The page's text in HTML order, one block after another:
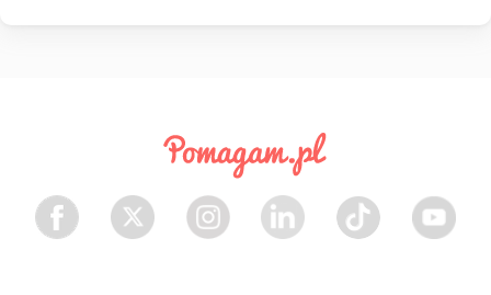
Facebook Twitter Instagram LinkedIn TikTok Youtube